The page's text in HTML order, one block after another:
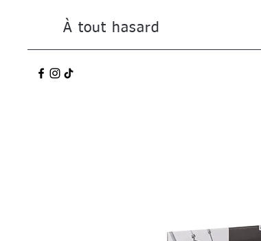
À tout hasard